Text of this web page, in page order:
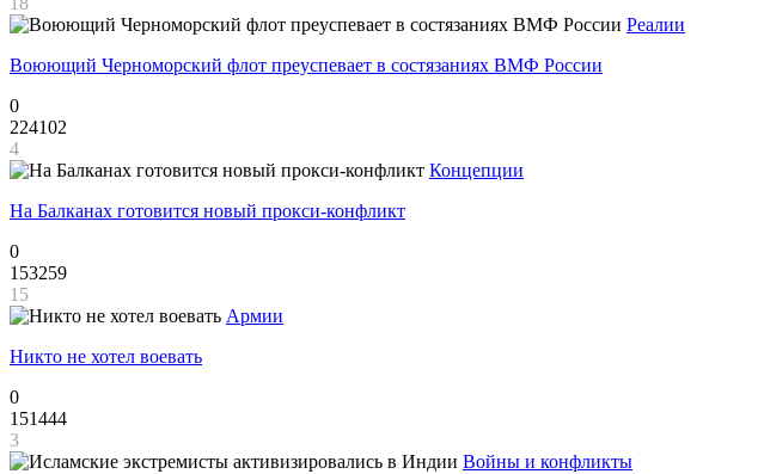
Реалии
Воюющий Черноморский флот преуспевает в состязаниях ВМФ России
0
224102
4
Концепции
На Балканах готовится новый прокси-конфликт
0
153259
15
Армии
Никто не хотел воевать
0
151444
3
Войны и конфликты